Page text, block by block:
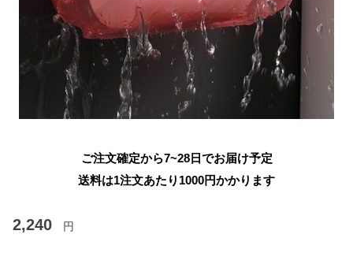
ご注文確定から7~28日でお届け予定
送料は1注文あたり 1000円かかります
2,240 円